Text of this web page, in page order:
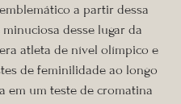
a partir dessa
desse lugar da
atleta de nível olímpico e
de feminilidade ao longo
em um teste de cromatina